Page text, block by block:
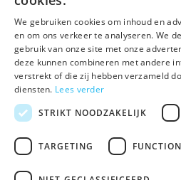
We gebruiken cookies om inhoud en
en om ons verkeer te analyseren. We
gebruik van onze site met onze
deze kunnen combineren met andere
verstrekt of die zij hebben verzameld
diensten. Lees verder
STRIKT NOODZAKELIJK
TARGETING